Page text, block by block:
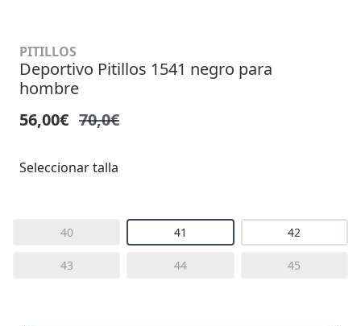
PITILLOS
Deportivo Pitillos 1541 negro para
hombre
56,00€ 70,0€
Seleccionar talla
40 41 42
43 44 45